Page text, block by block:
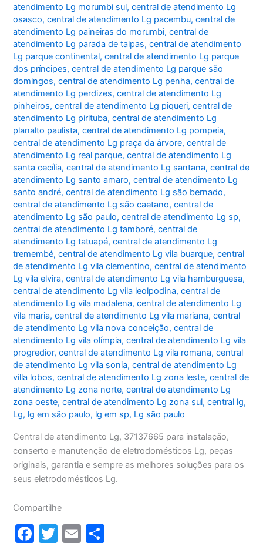
atendimento Lg morumbi sul,central de atendimento Lg
osasco,central de atendimento Lg pacembu,central de
atendimento Lg paineiras do morumbi,central de
atendimento Lg parada de taipas,central de atendimento
Lg parque continental,central de atendimento Lg parque
dos príncipes,central de atendimento Lg parque são
domingos,central de atendimento Lg penha,central de
atendimento Lg perdizes,central de atendimento Lg
pinheiros,central de atendimento Lg piqueri,central de
atendimento Lg pirituba,central de atendimento Lg
planalto paulista,central de atendimento Lg pompeia,
central de atendimento Lg praça da árvore,central de
atendimento Lg real parque,central de atendimento Lg
santa cecília,central de atendimento Lg santana,central de
atendimento Lg santo amaro,central de atendimento Lg
santo andré,central de atendimento Lg são bernado,
central de atendimento Lg são caetano,central de
atendimento Lg são paulo,central de atendimento Lg sp,
central de atendimento Lg tamboré,central de
atendimento Lg tatuapé,central de atendimento Lg
tremembé,central de atendimento Lg vila buarque,central
de atendimento Lg vila clementino,central de atendimento
Lg vila elvira,central de atendimento Lg vila hamburguesa,
central de atendimento Lg vila leolpodina,central de
atendimento Lg vila madalena,central de atendimento Lg
vila maria,central de atendimento Lg vila mariana,central
de atendimento Lg vila nova conceição,central de
atendimento Lg vila olímpia,central de atendimento Lg vila
progredior,central de atendimento Lg vila romana,central
de atendimento Lg vila sonia,central de atendimento Lg
villa lobos,central de atendimento Lg zona leste,central de
atendimento Lg zona norte,central de atendimento Lg
zona oeste,central de atendimento Lg zona sul,central lg,
Lg, lg em são paulo, lg em sp, Lg são paulo
Central de atendimento Lg, 37137665 para instalação,
conserto e manutenção de eletrodomésticos Lg, peças
originais, garantia e sempre as melhores soluções para os
seus eletrodomésticos Lg.
Compartilhe
F
T
E